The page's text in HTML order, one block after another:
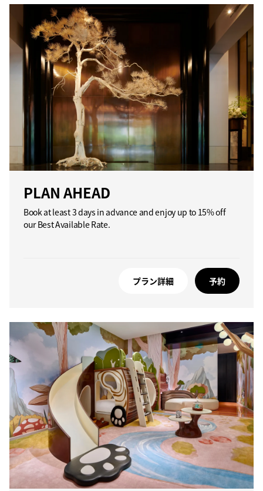
PLAN AHEAD
Book at least 3 days in advance and enjoy up to 15% off
our Best Available Rate.
プラン詳細 予約